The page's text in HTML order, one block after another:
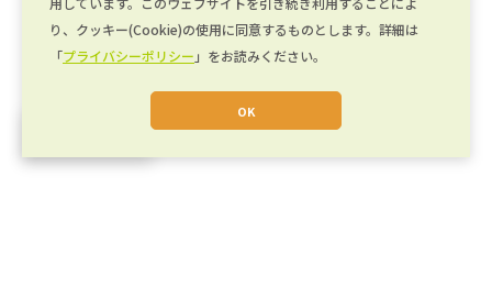
り、クッキー(Cookie)の使用に同意するものとします。詳細は
「プライバシーポリシー 」をお読みください。
OK